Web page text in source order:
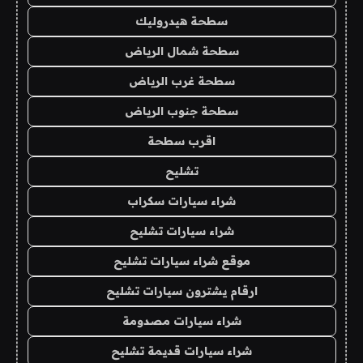
سطحة هيدروليك
سطحة شمال الرياض
سطحة غرب الرياض
سطحة جنوب الرياض
اقرب سطحة
تشليح
شراء سيارات سكراب
شراء سيارات تشليح
موقع شراء سيارات تشليح
ارقام يشترون سيارات تشليح
شراء سيارات مصدومة
شراء سيارات قديمة تشليح